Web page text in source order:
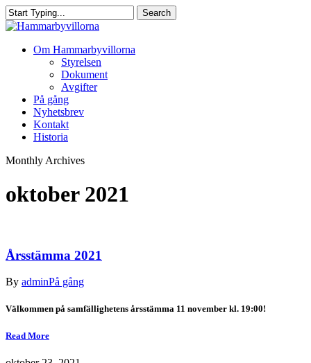
Skip
to
content
Search
Close
Menu
Om Hammarbyvillorna
Styrelsen
Dokument
Avgifter
På gång
Nyhetsbrev
Kontakt
Historia
Monthly Archives
oktober 2021
Årsstämma 2021
By adminPå gång
Välkommen på samfällighetens årsstämma 11 november kl. 19:00!
Read More